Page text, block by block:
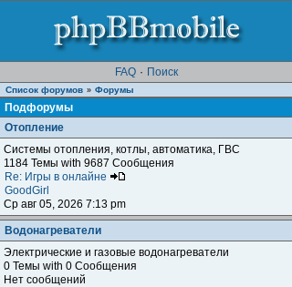
FAQ · Поиск
Список форумов » Форумы
Подфорумы
Отопление
Системы отопления, котлы, автоматика, ГВС
1184 Темы with 9687 Сообщения
Re: Игры в онлайне
GoodGirl
Ср авг 05, 2026 7:13 pm
Водонагреватели
Электрические и газовые водонагреватели
0 Темы with 0 Сообщения
Нет сообщений